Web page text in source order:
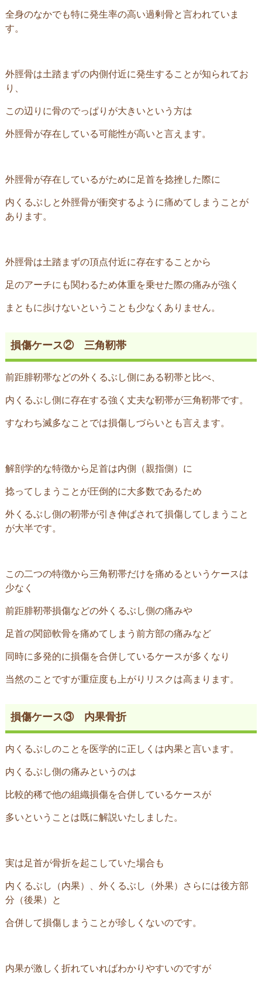
全身のなかでも特に発生率の高い過剰骨と言われていま
す。
外脛骨は土踏まずの内側付近に発生することが知られてお
り、
この辺りに骨のでっぱりが大きいという方は
外脛骨が存在している可能性が高いと言えます。
外脛骨が存在しているがために足首を捻挫した際に
内くるぶしと外脛骨が衝突するように痛めてしまうことが
あります。
外脛骨は土踏まずの頂点付近に存在することから
足のアーチにも関わるため体重を乗せた際の痛みが強く
まともに歩けないということも少なくありません。
損傷ケース② 三角靭帯
前距腓靭帯などの外くるぶし側にある靭帯と比べ、
内くるぶし側に存在する強く丈夫な靭帯が三角靭帯です。
すなわち滅多なことでは損傷しづらいとも言えます。
解剖学的な特徴から足首は内側（親指側）に
捻ってしまうことが圧倒的に大多数であるため
外くるぶし側の靭帯が引き伸ばされて損傷してしまうこと
が大半です。
この二つの特徴から三角靭帯だけを痛めるというケースは
少なく
前距腓靭帯損傷などの外くるぶし側の痛みや
足首の関節軟骨を痛めてしまう前方部の痛みなど
同時に多発的に損傷を合併しているケースが多くなり
当然のことですが重症度も上がりリスクは高まります。
損傷ケース③ 内果骨折
内くるぶしのことを医学的に正しくは内果と言います。
内くるぶし側の痛みというのは
比較的稀で他の組織損傷を合併しているケースが
多いということは既に解説いたしました。
実は足首が骨折を起こしていた場合も
内くるぶし（内果）、外くるぶし（外果）さらには後方部
分（後果）と
合併して損傷しまうことが珍しくないのです。
内果が激しく折れていればわかりやすいのですが